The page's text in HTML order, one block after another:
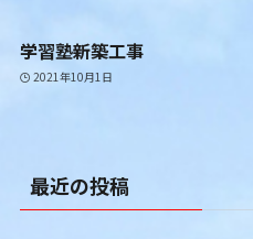
学習塾新築工事
2021年10月1日
最近の投稿